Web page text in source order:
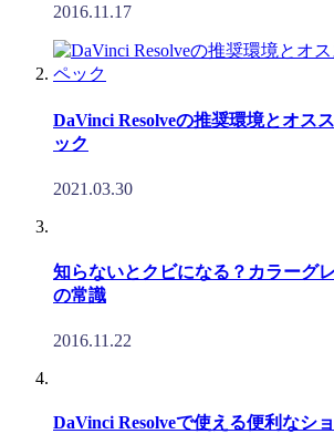
2016.11.17
DaVinci Resolveの推奨環境とオス
ック
2021.03.30
知らないとクビになる？カラーグ
の常識
2016.11.22
DaVinci Resolveで使える便利なシ